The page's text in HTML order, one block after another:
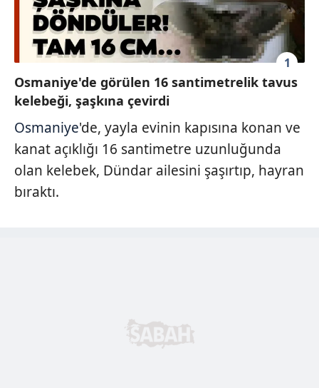
1
Osmaniye'de görülen 16 santimetrelik tavus
kelebeği, şaşkına çevirdi
Osmaniye'de, yayla evinin kapısına konan ve
kanat açıklığı 16 santimetre uzunluğunda
olan kelebek, Dündar ailesini şaşırtıp, hayran
bıraktı.